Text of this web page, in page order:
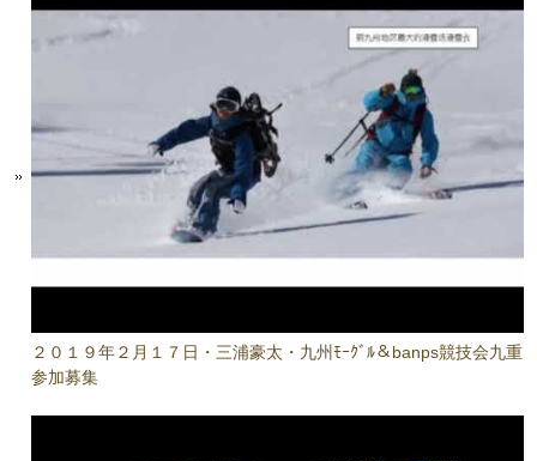
２０１９年２月１７日・三浦豪太・九州ﾓｰｸﾞﾙ＆banps競技会九重
参加募集